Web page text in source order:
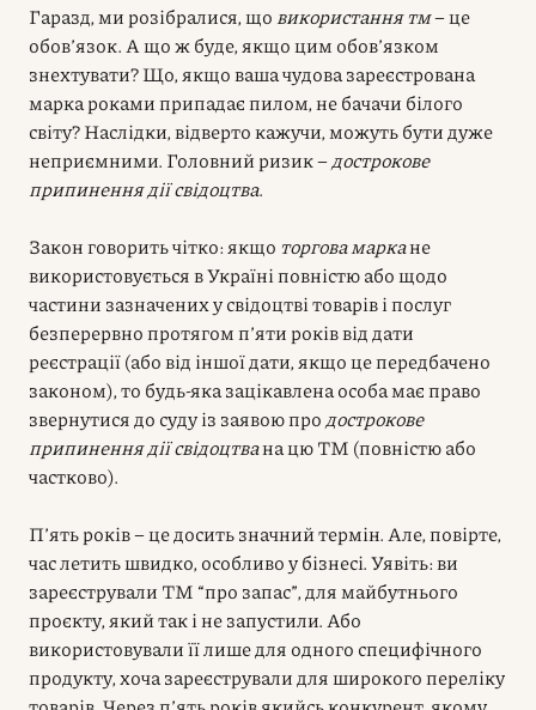
Гаразд, ми розібралися, що використання тм– це
обов’язок. А що ж буде, якщо цим обов’язком
знехтувати? Що, якщо ваша чудова зареєстрована
марка роками припадає пилом, не бачачи білого
світу? Наслідки, відверто кажучи, можуть бути дуже
неприємними. Головний ризик –дострокове
припинення дії свідоцтва.
Закон говорить чітко: якщо торгова маркане
використовується в Україні повністю або щодо
частини зазначених у свідоцтві товарів і послуг
безперервно протягом п’яти років від дати
реєстрації (або від іншої дати, якщо це передбачено
законом), то будь-яка зацікавлена особа має право
звернутися до суду із заявою про дострокове
припинення дії свідоцтвана цю ТМ (повністю або
частково).
П’ять років – це досить значний термін. Але, повірте,
час летить швидко, особливо у бізнесі. Уявіть: ви
зареєстрували ТМ “про запас”, для майбутнього
проєкту, який так і не запустили. Або
використовували її лише для одного специфічного
продукту, хоча зареєстрували для широкого переліку